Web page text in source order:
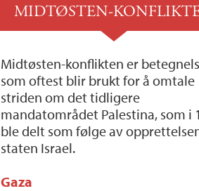
MIDTØSTEN-
Midtøsten-konflikten er
som oftest blir brukt for å omtale
striden om det tidligere
mandatområdet Palestina, som i
ble delt som følge av
staten Israel.
Gaza